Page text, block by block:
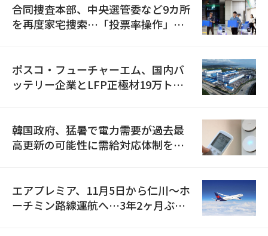
合同捜査本部、中央選管委など9カ所
を再度家宅捜索…「投票率操作」の
ポスコ・フューチャーエム、国内バ
ッテリー企業とLFP正極材19万トン
韓国政府、猛暑で電力需要が過去最
高更新の可能性に需給対応体制を点
エアプレミア、11月5日から仁川〜ホ
ーチミン路線運航へ…3年2ヶ月ぶり